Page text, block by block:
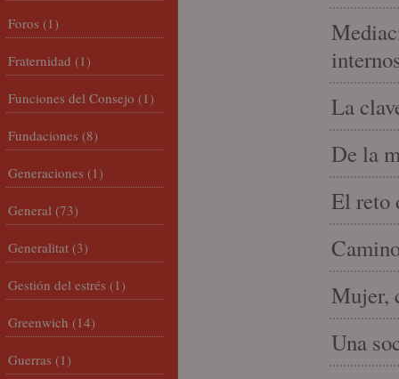
La
De la
El reto
Mujer,
Una
Foros (1)
Fraternidad (1)
Funciones del Consejo (1)
Fundaciones (8)
Generaciones (1)
General (73)
Generalitat (3)
Gestión del estrés (1)
Greenwich (14)
Guerras (1)